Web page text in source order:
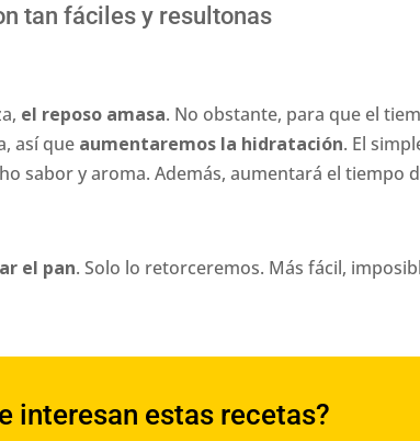
tan fáciles y resultonas
el reposo amasa. No obstante, para que el
así que aumentaremos la hidratación. El
sabor y aroma. Además, aumentará el tiempo
el pan. Solo lo retorceremos. Más fácil,
interesan estas recetas?